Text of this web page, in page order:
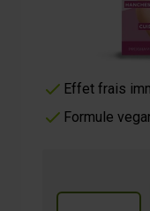
Action anti-
Pénètre
Effet frais
Formule